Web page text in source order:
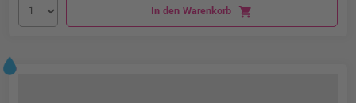
In den Warenkorb shopping_cart